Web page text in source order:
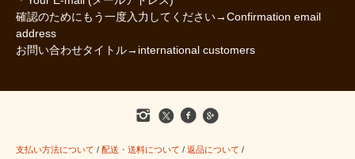
確認のためにもう一度入力してください→Confirmation email
address
お問い合わせタイトル→international customers
支払い方法について / 配送・送料について / 返品について /